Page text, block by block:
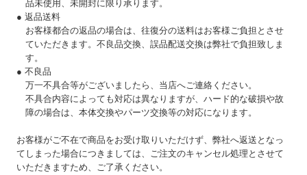
品未使用、未開封に限り承ります。
● 返品送料
お客様都合の返品の場合は、往復分の送料はお客様ご負担とさせ
ていただきます。不良品交換、誤品配送交換は弊社で負担致しま
す。
● 不良品
万一不具合等がございましたら、当店へご連絡ください。
不具合内容によっても対応は異なりますが、ハード的な破損や故
障の場合は、本体交換やパーツ交換等の対応になります。
お客様がご不在で商品をお受け取りいただけず、弊社へ返送となっ
てしまった場合につきましては、ご注文のキャンセル処理とさせて
いただきますため、ご了承ください。